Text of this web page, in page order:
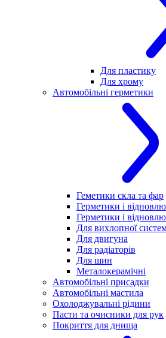
Для пластику
Для хрому
Автомобільні герметики
Геметики скла та фар
Герметики і
Герметики і
Для вихлопної
Для двигуна
Для радіаторів
Для шин
Металокерамічні
Автомобільні присадки
Автомобільні мастила
Охолоджувальні рідини
Пасти та очисники для рук
Покриття для днища